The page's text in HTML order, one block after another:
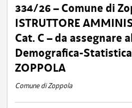
334/26 – Comune di
ISTRUTTORE
Cat. C – da assegnare
Demografica-
ZOPPOLA
Comune di Zoppola